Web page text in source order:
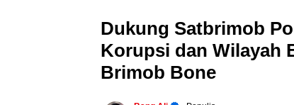
Dukung Satbrimob
Korupsi dan Wilayah
Brimob Bone